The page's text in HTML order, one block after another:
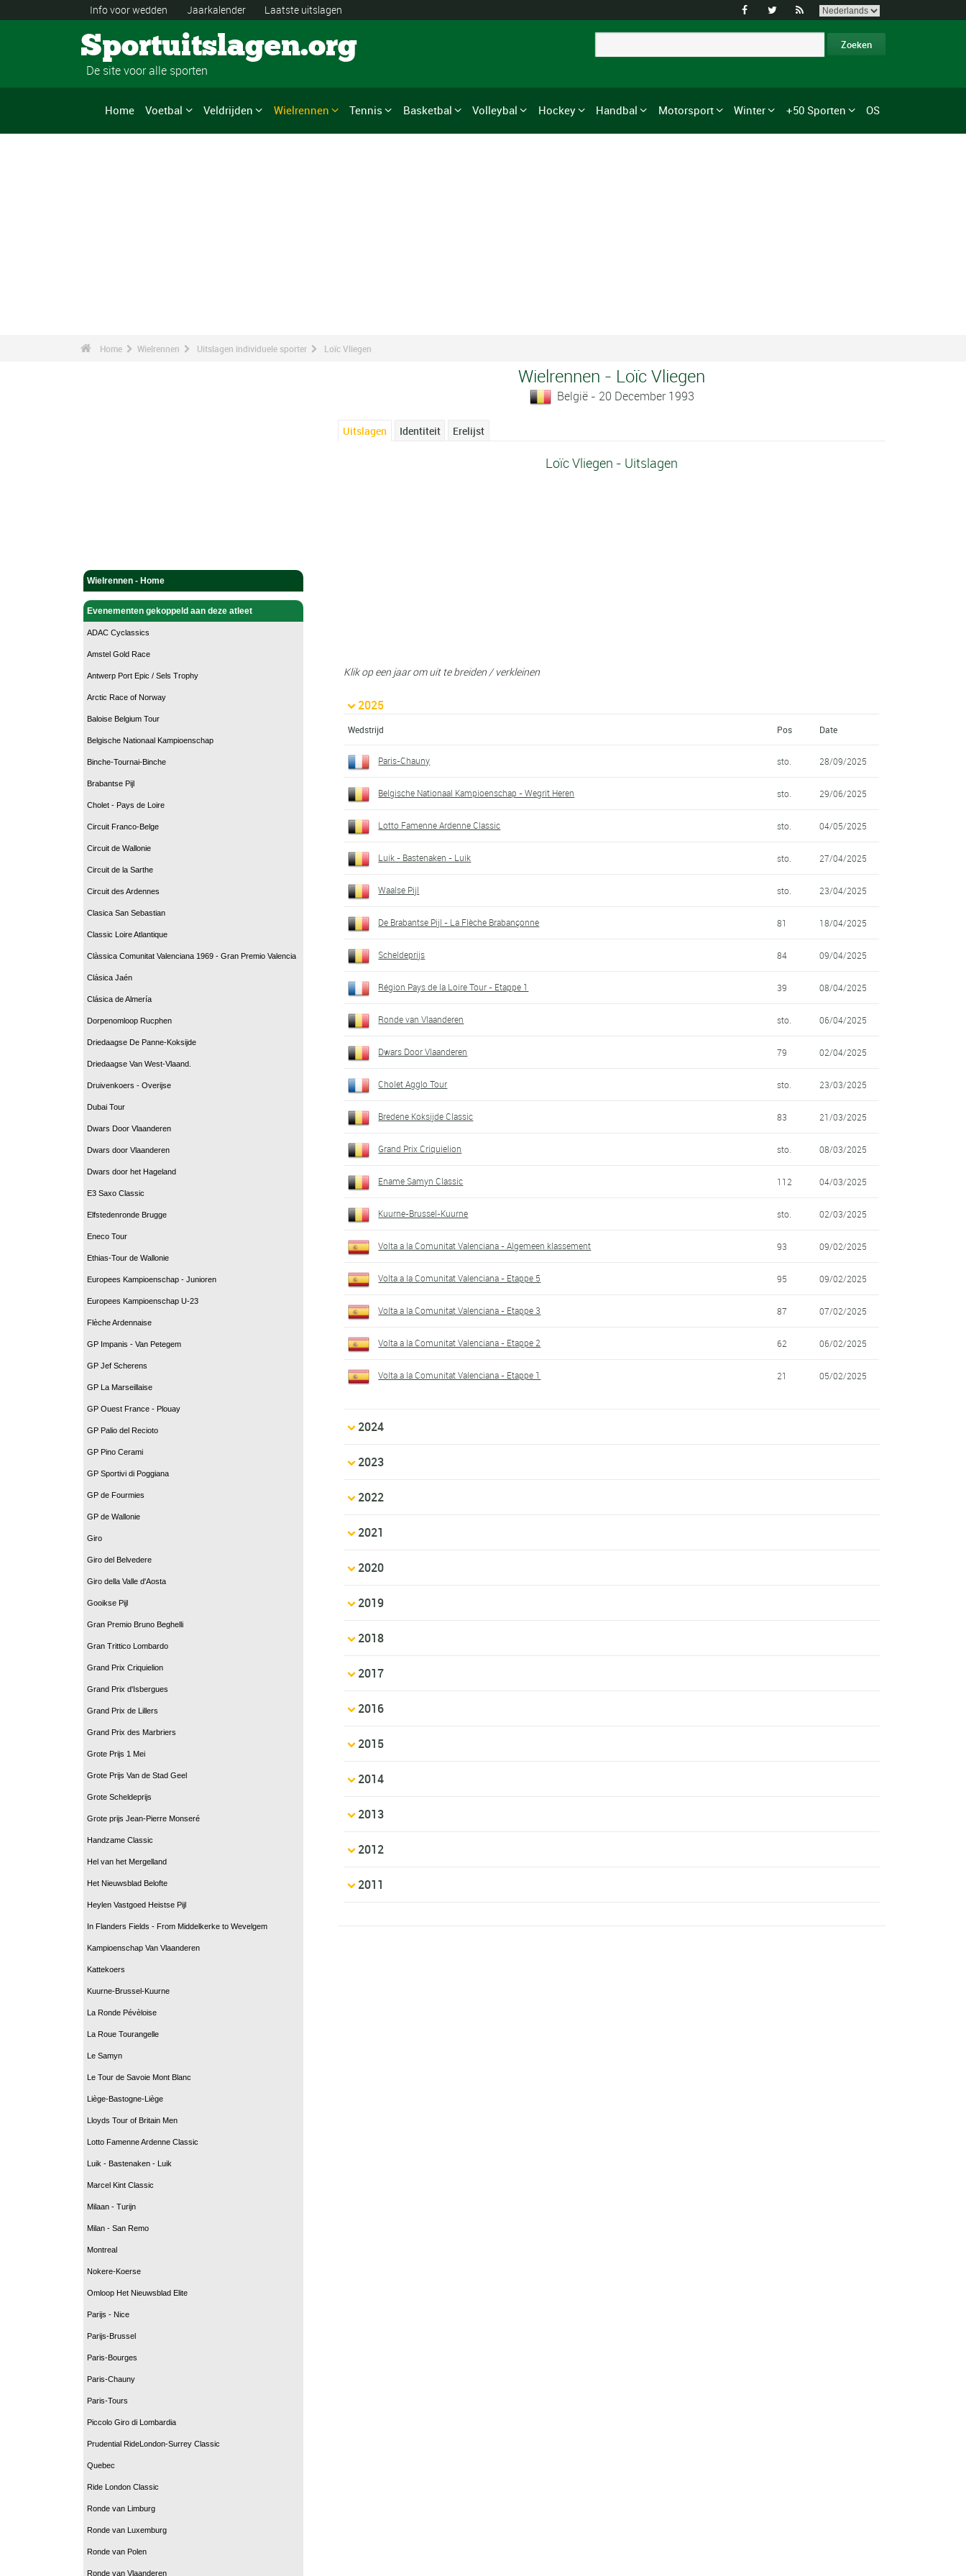
Info voor wedden Jaarkalender Laatste uitslagen   
Sportuitslagen.org
De site voor alle sporten
Home Voetbal Veldrijden Wielrennen Tennis Basketbal Volleybal Hockey Handbal Motorsport Winter +50 Sporten OS
Home Wielrennen Uitslagen individuele sporter Loïc Vliegen
Wielrennen - Home
Evenementen gekoppeld aan deze atleet
ADAC Cyclassics
Amstel Gold Race
Antwerp Port Epic / Sels Trophy
Arctic Race of Norway
Baloise Belgium Tour
Belgische Nationaal Kampioenschap
Binche-Tournai-Binche
Brabantse Pijl
Cholet - Pays de Loire
Circuit Franco-Belge
Circuit de Wallonie
Circuit de la Sarthe
Circuit des Ardennes
Clasica San Sebastian
Classic Loire Atlantique
Clàssica Comunitat Valenciana 1969 - Gran Premio Valencia
Clásica Jaén
Clásica de Almería
Dorpenomloop Rucphen
Driedaagse De Panne-Koksijde
Driedaagse Van West-Vlaand.
Druivenkoers - Overijse
Dubai Tour
Dwars Door Vlaanderen
Dwars door Vlaanderen
Dwars door het Hageland
E3 Saxo Classic
Elfstedenronde Brugge
Eneco Tour
Ethias-Tour de Wallonie
Europees Kampioenschap - Junioren
Europees Kampioenschap U-23
Flèche Ardennaise
GP Impanis - Van Petegem
GP Jef Scherens
GP La Marseillaise
GP Ouest France - Plouay
GP Palio del Recioto
GP Pino Cerami
GP Sportivi di Poggiana
GP de Fourmies
GP de Wallonie
Giro
Giro del Belvedere
Giro della Valle d'Aosta
Gooikse Pijl
Gran Premio Bruno Beghelli
Gran Trittico Lombardo
Grand Prix Criquielion
Grand Prix d'Isbergues
Grand Prix de Lillers
Grand Prix des Marbriers
Grote Prijs 1 Mei
Grote Prijs Van de Stad Geel
Grote Scheldeprijs
Grote prijs Jean-Pierre Monseré
Handzame Classic
Hel van het Mergelland
Het Nieuwsblad Belofte
Heylen Vastgoed Heistse Pijl
In Flanders Fields - From Middelkerke to Wevelgem
Kampioenschap Van Vlaanderen
Kattekoers
Kuurne-Brussel-Kuurne
La Ronde Pévèloise
La Roue Tourangelle
Le Samyn
Le Tour de Savoie Mont Blanc
Liège-Bastogne-Liège
Lloyds Tour of Britain Men
Lotto Famenne Ardenne Classic
Luik - Bastenaken - Luik
Marcel Kint Classic
Milaan - Turijn
Milan - San Remo
Montreal
Nokere-Koerse
Omloop Het Nieuwsblad Elite
Parijs - Nice
Parijs-Brussel
Paris-Bourges
Paris-Chauny
Paris-Tours
Piccolo Giro di Lombardia
Prudential RideLondon-Surrey Classic
Quebec
Ride London Classic
Ronde van Limburg
Ronde van Luxemburg
Ronde van Polen
Ronde van Vlaanderen
Wielrennen - Loïc Vliegen
België - 20 December 1993
Uitslagen Identiteit Erelijst
Loïc Vliegen - Uitslagen
Klik op een jaar om uit te breiden / verkleinen
2025
Wedstrijd Pos Date
Paris-Chauny sto. 28/09/2025
Belgische Nationaal Kampioenschap - Wegrit Heren sto. 29/06/2025
Lotto Famenne Ardenne Classic sto. 04/05/2025
Luik - Bastenaken - Luik sto. 27/04/2025
Waalse Pijl sto. 23/04/2025
De Brabantse Pijl - La Flèche Brabançonne 81 18/04/2025
Scheldeprijs 84 09/04/2025
Région Pays de la Loire Tour - Etappe 1 39 08/04/2025
Ronde van Vlaanderen sto. 06/04/2025
Dwars Door Vlaanderen 79 02/04/2025
Cholet Agglo Tour sto. 23/03/2025
Bredene Koksijde Classic 83 21/03/2025
Grand Prix Criquielion sto. 08/03/2025
Ename Samyn Classic 112 04/03/2025
Kuurne-Brussel-Kuurne sto. 02/03/2025
Volta a la Comunitat Valenciana - Algemeen klassement 93 09/02/2025
Volta a la Comunitat Valenciana - Etappe 5 95 09/02/2025
Volta a la Comunitat Valenciana - Etappe 3 87 07/02/2025
Volta a la Comunitat Valenciana - Etappe 2 62 06/02/2025
Volta a la Comunitat Valenciana - Etappe 1 21 05/02/2025
2024
2023
2022
2021
2020
2019
2018
2017
2016
2015
2014
2013
2012
2011